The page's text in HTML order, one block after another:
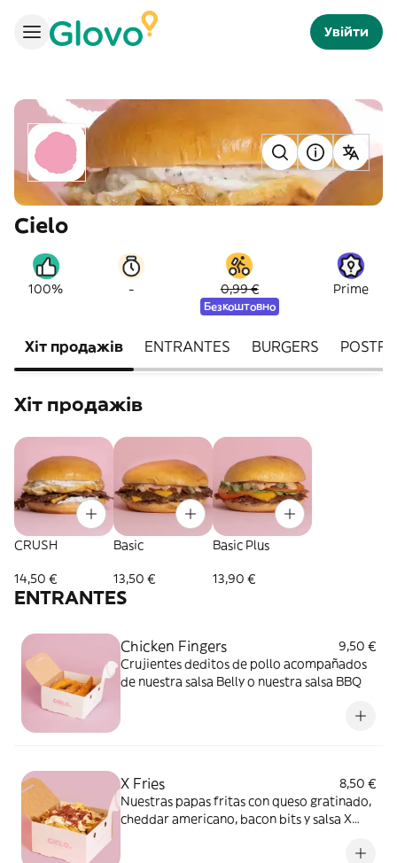
Увійти
Cielo
100% - 0,99 €
Безкоштовно
Prime
Хіт продажів ENTRANTES BURGERS
Хіт продажів
CRUSH
14,50 €
Basic
13,50 €
Basic Plus
13,90 €
ENTRANTES
Chicken Fingers
9,50 €
Crujientes deditos de pollo acompañados
de nuestra salsa Belly o nuestra salsa BBQ
X Fries
8,50 €
Nuestras papas fritas con queso gratinado,
cheddar americano, bacon bits y salsa X